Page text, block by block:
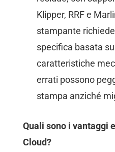
Klipper, RRF e
stampante
specifica basata
caratteristiche
errati possono
stampa anziché
Quali sono i vantaggi
Cloud?